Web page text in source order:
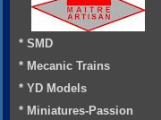
* SMD
* Mecanic Trains
* YD Models
* Miniatures-Passion